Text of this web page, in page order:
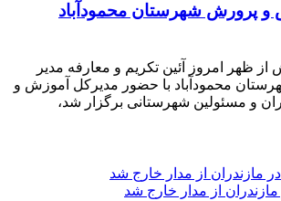
و پرورش شهرستان محمودآباد
از ظهر امروز آئین تکریم و معارفه مدیر
محمودآباد با حضور مدیرکل آموزش و
و مسئولین شهرستانی برگزار شد،